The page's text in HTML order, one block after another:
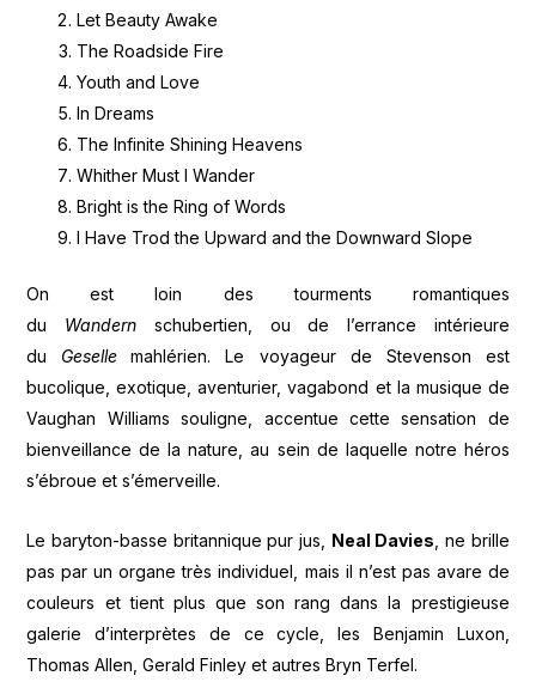
Let Beauty Awake
The Roadside Fire
Youth and Love
In Dreams
The Infinite Shining Heavens
Whither Must I Wander
Bright is the Ring of Words
I Have Trod the Upward and the Downward Slope
On est loin des tourments romantiques
du Wandern schubertien, ou de l’errance intérieure
du Geselle
mahlérien. Le voyageur de Stevenson est
bucolique, exotique, aventurier, vagabond et la musique de
Vaughan Williams souligne, accentue cette sensation de
bienveillance de la nature, au sein de laquelle notre héros
s’ébroue et s’émerveille.
Le baryton-basse britannique pur jus, Neal Davies, ne brille
pas par un organe très individuel, mais il n’est pas avare de
couleurs et tient plus que son rang dans la prestigieuse
galerie d’interprètes de ce cycle, les Benjamin Luxon,
Thomas Allen, Gerald Finley et autres Bryn Terfel.